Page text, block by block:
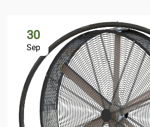
30
Sep